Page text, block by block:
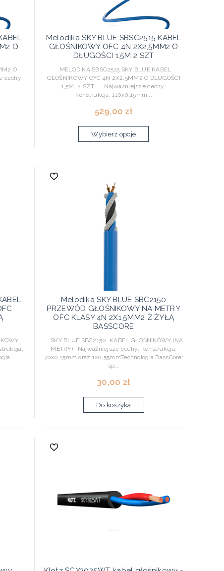
O
O
cechy:
Melodika SKY BLUE SBSC2515 KABEL
GŁOŚNIKOWY OFC 4N 2X2,5MM2 O
DŁUGOŚCI 1,5M 2 SZT
MELODIKA SBSC2515 SKY BLUE KABEL
GŁOŚNIKOWY OFC 4N 2X2,5MM2 O DŁUGOŚCI
1,5M 2 SZT Najważniejsze cechy:
Konstrukcja: 110x0,15mm...
529,00 zł
Wybierz opcje
Melodika SKY BLUE SBC2150
PRZEWÓD GŁOŚNIKOWY NA METRY
OFC KLASY 4N 2X1,5MM2 Z ŻYŁĄ
BASSCORE
SKY BLUE SBC2150. KABEL GŁOŚNIKOWY (NA
METRY) Najważniejsze cechy: Konstrukcja:
70x0,15mm oraz 1x0,55mmTechnologia BassCore:
sp...
30,00 zł
Do koszyka